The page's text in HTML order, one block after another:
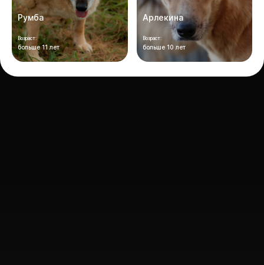
Румба
Возраст:
больше 11 лет
Арлекина
Возраст:
больше 10 лет